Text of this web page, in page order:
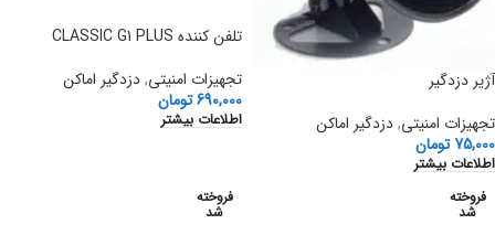
آژیر دزدگیر
تجهیزات امنیتی,دزدگیر اماکن
75,000 تومان
اطلاعات بیشتر
تلفن کننده CLASSIC G1 PLUS
تجهیزات امنیتی,دزدگیر اماکن
690,000تومان
اطلاعات بیشتر
فروخته
شد
فروخته
شد